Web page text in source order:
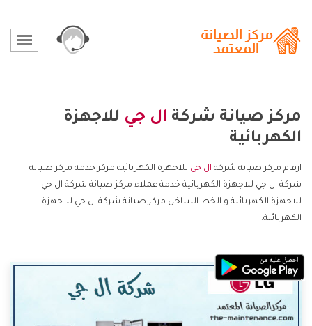
مركز صيانة شركة ال جي للاجهزة
الكهربائية
ارقام مركز صيانة شركة ال جي للاجهزة الكهربائية مركز خدمة مركز صيانة
شركة ال جي للاجهزة الكهربائية خدمة عملاء مركز صيانة شركة ال جي
للاجهزة الكهربائية و الخط الساخن مركز صيانة شركة ال جي للاجهزة
الكهربائية.